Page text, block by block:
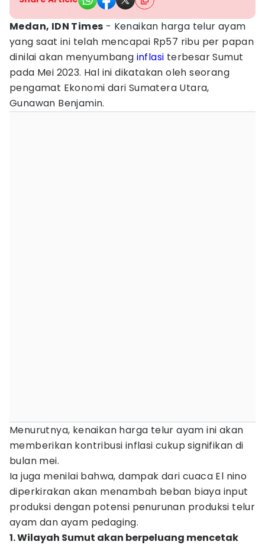
Medan, IDN Times - Kenaikan harga telur ayam
yang saat ini telah mencapai Rp57 ribu per papan
dinilai akan menyumbang inflasi terbesar Sumut
pada Mei 2023. Hal ini dikatakan oleh seorang
pengamat Ekonomi dari Sumatera Utara,
Gunawan Benjamin.
Menurutnya, kenaikan harga telur ayam ini akan
memberikan kontribusi inflasi cukup signifikan di
bulan mei.
Ia juga menilai bahwa, dampak dari cuaca El nino
diperkirakan akan menambah beban biaya input
produksi dengan potensi penurunan produksi telur
ayam dan ayam pedaging.
1. Wilayah Sumut akan berpeluang mencetak